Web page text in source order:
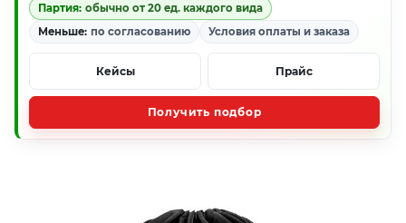
Партия: обычно от 20 ед. каждого вида
Меньше: по согласованию Условия оплаты и заказа
Кейсы Прайс
Получить подбор